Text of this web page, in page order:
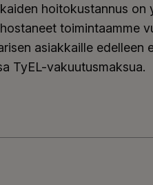
hoitokustannus on
toimintaamme
asiakkaille edelleen
TyEL-vakuutusmaksua.
takaa